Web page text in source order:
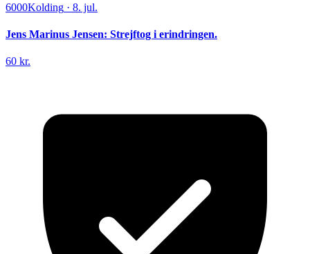
6000Kolding · 8. jul.
Jens Marinus Jensen: Strejftog i erindringen.
60 kr.